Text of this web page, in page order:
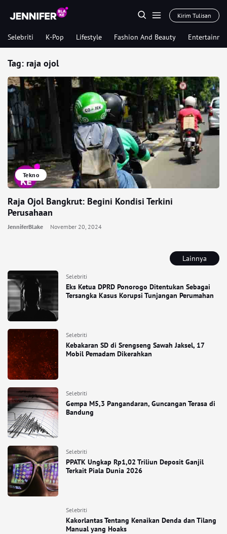
Kirim Tulisan
Selebriti K-Pop Lifestyle Fashion And Beauty
Lainnya
Selebriti
Eks Ketua DPRD Ponorogo Ditentukan Sebagai
Tersangka Kasus Korupsi Tunjangan Perumahan
Selebriti
Kebakaran SD di Srengseng Sawah Jaksel, 17
Mobil Pemadam Dikerahkan
Selebriti
Gempa M5,3 Pangandaran, Guncangan Terasa di
Bandung
Selebriti
PPATK Ungkap Rp1,02 Triliun Deposit Ganjil
Terkait Piala Dunia 2026
Selebriti
Kakorlantas Tentang Kenaikan Denda dan Tilang
Manual yang Hoaks
Tag: raja ojol
Tekno
Raja Ojol Bangkrut: Begini Kondisi Terkini
Perusahaan
JenniferBlake November 20, 2024